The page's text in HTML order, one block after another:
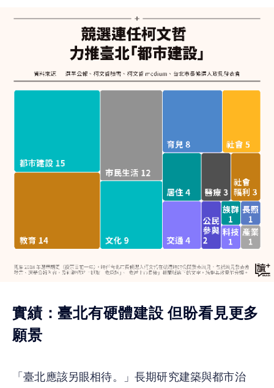
實績：臺北有硬體建設 但盼看見更多
願景
「臺北應該另眼相待。」長期研究建築與都市治